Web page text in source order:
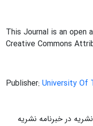
This Journal is an open
Creative Commons
Publisher: University Of
در خبرنامه نشریه